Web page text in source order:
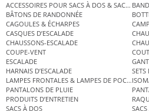
ACCESSOIRES POUR SACS À DOS & SACS
BÂTONS DE RANDONNÉE
CAGOULES & ÉCHARPES
CASQUES D’ESCALADE
CHAUSSONS-ESCALADE
COUPE-VENT
ESCALADE
HARNAIS D’ESCALADE
SETS
LAMPES FRONTALES & LAMPES DE POCHE
PANTALONS DE PLUIE
PRODUITS D’ENTRETIEN
SACS À DOS